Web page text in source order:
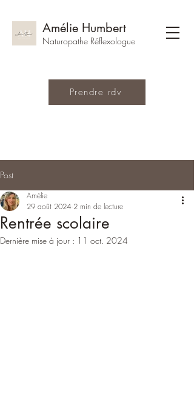
Amélie Humbert
Naturopathe Réflexologue
Prendre rdv
Post
Rentrée scolaire
Amélie
29 août 2024 2 min de lecture
Dernière mise à jour : 11 oct. 2024